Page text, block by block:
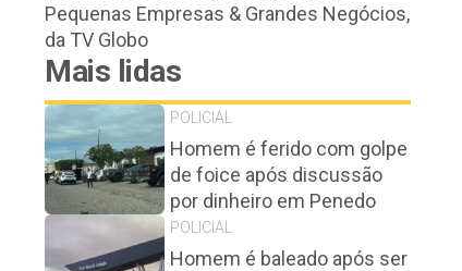
Pequenas Empresas & Grandes Negócios,
da TV Globo
Mais lidas
POLICIAL
Homem é ferido com golpe
de foice após discussão
por dinheiro em Penedo
POLICIAL
Homem é baleado após ser